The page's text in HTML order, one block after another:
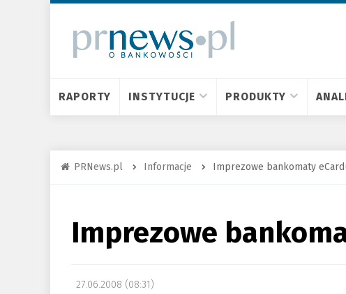
RAPORTY INSTYTUCJE PRODUKTY
PRNews.pl Informacje Imprezowe bankomaty
Imprezowe
27.06.2008 (08:31)